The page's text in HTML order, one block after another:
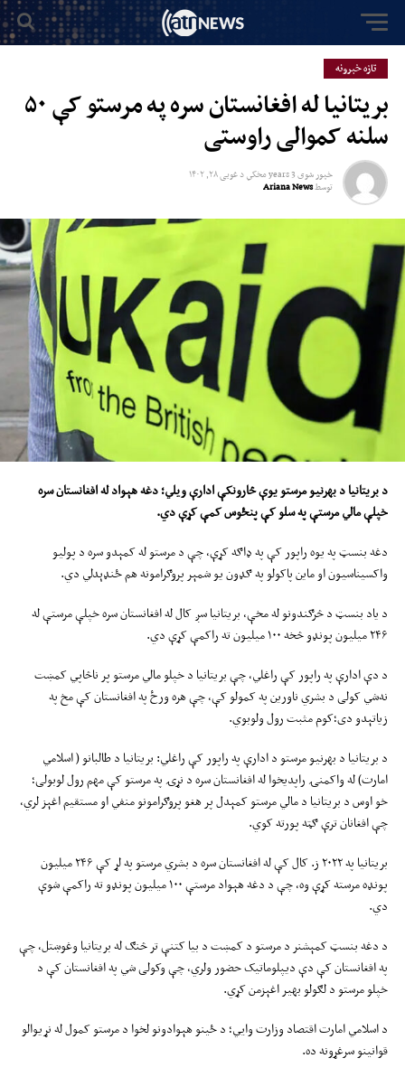
تازه خبرونه
بریتانیا له افغانستان سره په مرستو کې ۵۰
سلنه کموالی راوستی
خپور شوی3 years مخکي دغویی ۲۸, ۱۴۰۲
توسطAriana News
د بریتانیا د بهرنیو مرستو یوې څارونکې ادارې ويلي؛ دغه هېواد له افغانستان سره
خپلې مالي مرستې په سلو کې پنځوس کمې کړې دي.
دغه بنسټ په یوه راپور کې په ډاګه کړې، چې د مرستو له کمېدو سره د پولیو
واکسیناسیون او ماین پاکولو په ګډون یو شمېر پروګرامونه هم ځنډېدلي دي.
د یاد بنسټ د څرګندونو له مخې، بریتانیا سږ کال له افغانستان سره خپلې مرستې له
۲۴۶ میلیون پونډو څخه ۱۰۰ میلیون ته راکمې کړې دي.
د دې ادارې په راپور کې راغلي، چې بریتانیا د خپلو مالي مرستو پر ناڅاپي کمښت
نه‌شي کولی د بشري ناورین په کمولو کې، چې هره ورځ په افغانستان کې مخ په
زیاتېدو دی؛کوم مثبت رول ولوبوي.
د بریتانیا د بهرنیو مرستو د ادارې په راپور کې راغلي: بریتانیا د طالبانو ( اسلامي
امارت) له واکمنۍ راپدیخوا له افغانستان سره د نړۍ په مرستو کې مهم رول لوبولی؛
خو اوس د بریتانيا د مالي مرستو کمېدل پر هغو پروګرامونو منفي او مستقيم اغېز لري،
چې افغانان ترې ګټه پورته کوي.
بریتانیا په ۲۰۲۲ ز. کال کې له افغانستان سره د بشري مرستو په لړ کې ۲۴۶ میلیون
پونډه مرسته کړې وه، چې د دغه هېواد مرستې ۱۰۰ میلیون پونډو ته راکمې شوې
دي.
د دغه بنسټ کمېشنر د مرستو د کمښت د بیا کتنې تر څنګ له بریتانیا وغوښتل، چې
په افغانستان کې دې دیپلوماتیک حضور ولري، چې وکولی شي په افغانستان کې د
خپلو مرستو د لګولو بهیر اغېزمن کړي.
د اسلامي امارت اقتصاد وزارت وايي؛ د ځینو هېوادونو لخوا د مرستو کمول له نړیوالو
قوانینو سرغړونه ده.